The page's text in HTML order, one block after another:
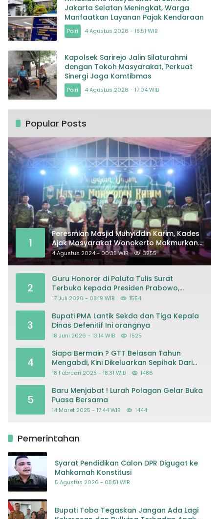
Jakarta Selatan Meningkat, Warga
Manfaatkan Layanan Pajak Kendaraan
Polri 4 Agustus 2026 - 18:51 WIB
Kapolsek Sarirejo Jalin Silaturahmi
dengan Tokoh Masyarakat, Perkuat
Sinergi Jaga Kamtibmas
Polri 4 Agustus 2026 - 17:04 WIB
Popular Posts
1
Peresmian Masjid Muhyiddin Karim, Kades
Ajak Masyarakat Wonokerto Makmurkan
Masjid
4 Agustus 2024 - 00:35 WIB 3255
2
Guru Honorer di Paluta Tulis Surat
Terbuka kepada Presiden Prabowo,
Mohon Keadilan atas Dugaan
17 Juli 2026 - 08:19 WIB 1554
3
Bupati PMA Lantik Sekda dan Tiga Kepala
Dinas Defenitif Ini orangnya
18 Juni 2026 - 13:14 WIB 1525
4
Siapa Bermain ? GTT Belasan Tahun
Mengabdi, Kini Dikeluarkan Sepihak Dari
Dapodik
18 Februari 2025 - 18:31 WIB 1486
5
Baru Menjabat ! Lurah Polagan Gelar Buka
Puasa Bersama
14 Maret 2025 - 17:44 WIB 1444
Pemerintahan
Syarat Pendidikan Calon DPR Digugat ke
Mahkamah Konstitusi
5 Agustus 2026 - 08:51 WIB
Bupati Toba Tegaskan Jangan Ada Lagi